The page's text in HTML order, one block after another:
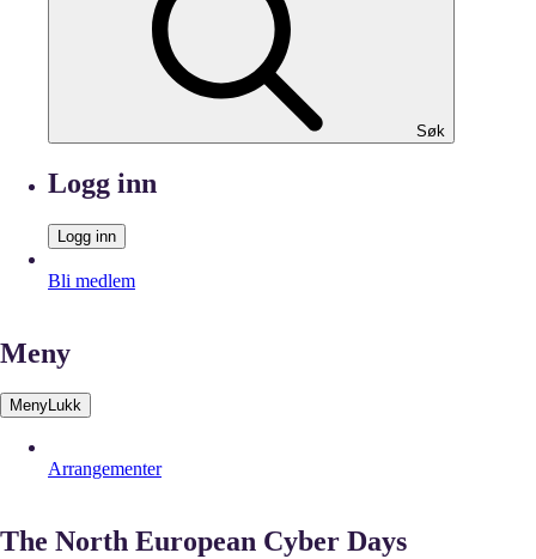
Søk
Logg inn
Logg inn
Bli medlem
Meny
MenyLukk
Arrangementer
The North European Cyber Days